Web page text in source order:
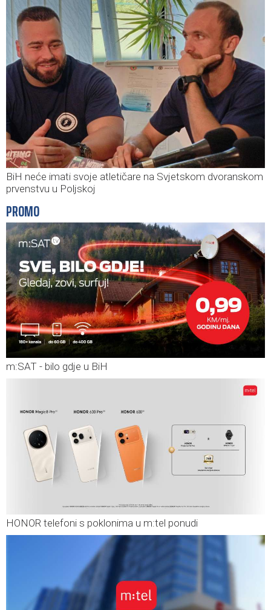
BiH neće imati svoje atletičare na Svjetskom dvoranskom
prvenstvu u Poljskoj
PROMO
m:SAT - bilo gdje u BiH
HONOR telefoni s poklonima u m:tel ponudi